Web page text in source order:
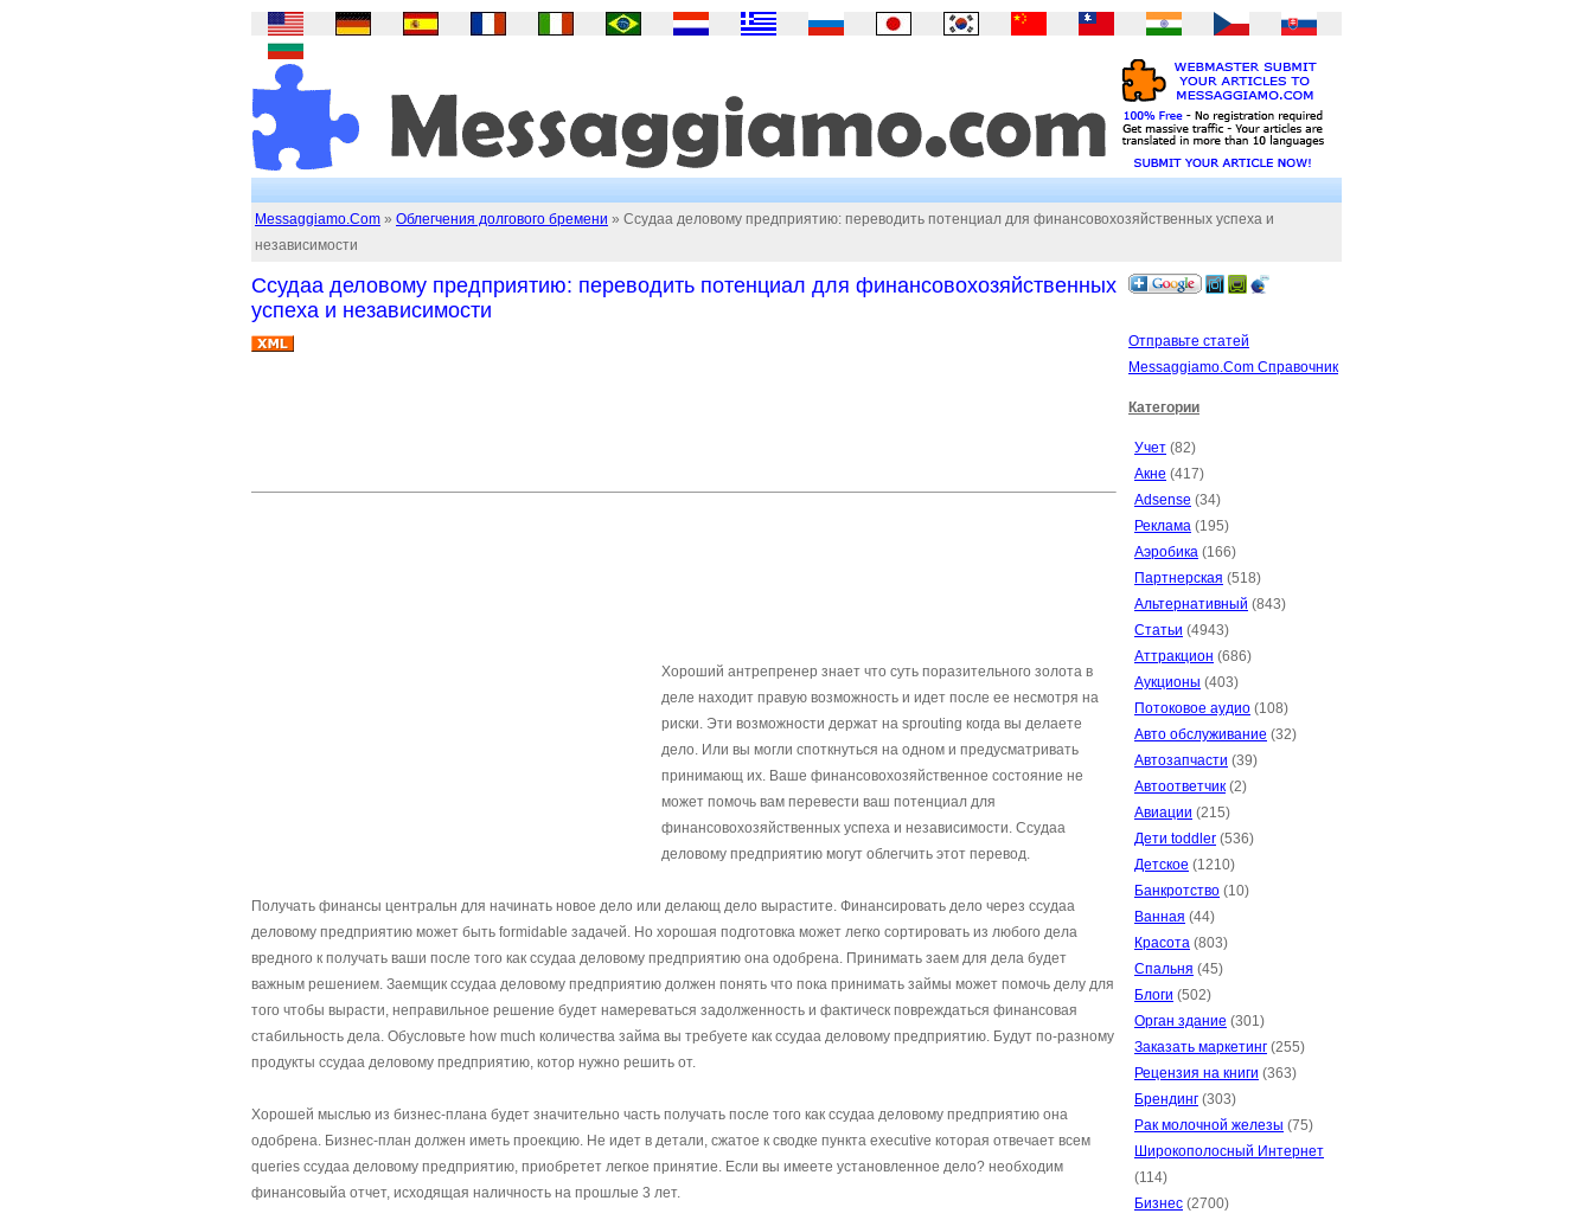
Messaggiamo.Com » Облегчения долгового бремени » Ссудаа деловому предприятию: переводить потенциал для финансовохозяйственных успеха и
независимости
Ссудаа деловому предприятию: переводить потенциал для финансовохозяйственных
успеха и независимости
Хороший антрепренер знает что суть поразительного золота в
деле находит правую возможность и идет после ее несмотря на
риски. Эти возможности держат на sprouting когда вы делаете
дело. Или вы могли споткнуться на одном и предусматривать
принимающ их. Ваше финансовохозяйственное состояние не
может помочь вам перевести ваш потенциал для
финансовохозяйственных успеха и независимости. Ссудаа
деловому предприятию могут облегчить этот перевод.
Получать финансы центральн для начинать новое дело или делающ дело вырастите. Финансировать дело через ссудаа
деловому предприятию может быть formidable задачей. Но хорошая подготовка может легко сортировать из любого дела
вредного к получать ваши после того как ссудаа деловому предприятию она одобрена. Принимать заем для дела будет
важным решением. Заемщик ссудаа деловому предприятию должен понять что пока принимать займы может помочь делу для
того чтобы вырасти, неправильное решение будет намереваться задолженность и фактическ повреждаться финансовая
стабильность дела. Обусловьте how much количества займа вы требуете как ссудаа деловому предприятию. Будут по-разному
продукты ссудаа деловому предприятию, котор нужно решить от.
Хорошей мыслью из бизнес-плана будет значительно часть получать после того как ссудаа деловому предприятию она
одобрена. Бизнес-план должен иметь проекцию. Не идет в детали, сжатое к сводке пункта executive которая отвечает всем
queries ссудаа деловому предприятию, приобретет легкое принятие. Если вы имеете установленное дело? необходим
финансовыйа отчет, исходящая наличность на прошлые 3 лет.
Отправьте статей
Messaggiamo.Com Справочник
Категории
Учет (82)
Акне (417)
Adsense (34)
Реклама (195)
Аэробика (166)
Партнерская (518)
Альтернативный (843)
Статьи (4943)
Аттракцион (686)
Аукционы (403)
Потоковое аудио (108)
Авто обслуживание (32)
Автозапчасти (39)
Автоответчик (2)
Авиации (215)
Дети toddler (536)
Детское (1210)
Банкротство (10)
Ванная (44)
Красота (803)
Спальня (45)
Блоги (502)
Орган здание (301)
Заказать маркетинг (255)
Рецензия на книги (363)
Брендинг (303)
Рак молочной железы (75)
Широкополосный Интернет
(114)
Бизнес (2700)